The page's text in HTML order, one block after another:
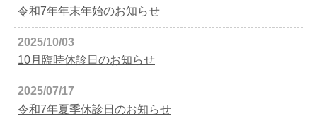
令和7年年末年始のお知らせ
2025/10/03
10月臨時休診日のお知らせ
2025/07/17
令和7年夏季休診日のお知らせ